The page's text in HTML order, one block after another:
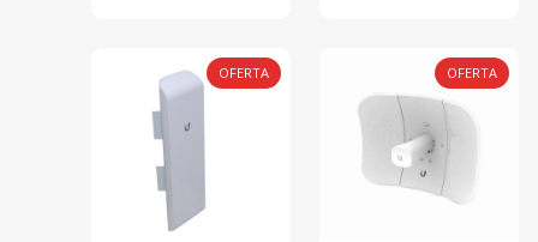
OFERTA OFERTA